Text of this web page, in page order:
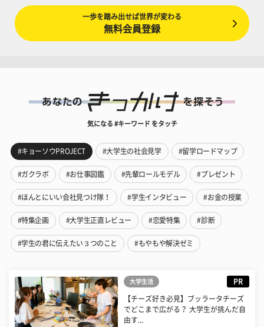
一歩を踏み出せば世界が変わる
無料会員登録
気になる #キーワード をタッチ
#キョーソウPROJECT #大学生の社会見学 #留学ロードマップ
#ガクラボ #お仕事図鑑 #先輩ロールモデル #プレゼント
#ほんとにいい会社見つけ隊！ #学生インタビュー #お金の授業
#特集企画 #大学生正直レビュー #恋愛特集 #診断
#学生の君に伝えたい３つのこと #もやもや解決ゼミ
大学生活 PR
【チーズ好き必見】ブッラータチーズ
でどこまで広がる？ 大学生が挑んだ自
由す...